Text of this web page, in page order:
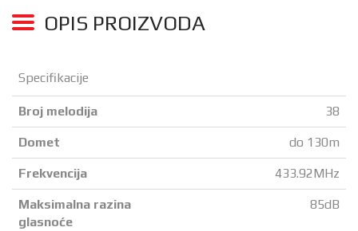
OPIS PROIZVODA
Specifikacije
Broj melodija 38
Domet do 130m
Frekvencija 433.92MHz
Maksimalna razina
glasnoće
85dB